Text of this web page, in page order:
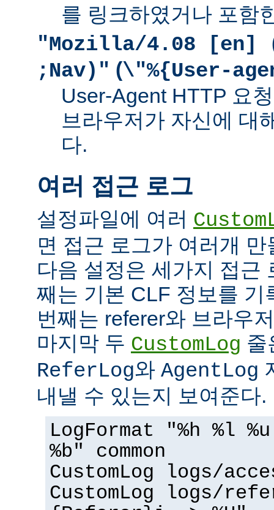
를 링크하였거나 포함
"Mozilla/4.08 [en]
;Nav)" (\"%{User-
User-Agent HTTP 요
브라우저가 자신에 대
다.
여러 접근 로그
설정파일에 여러
면 접근 로그가 여러개
다음 설정은 세가지 접근
째는 기본 CLF 정보를 기
번째는 referer와 브라우
마지막 두 CustomLog 줄
ReferLog와 AgentLog
내낼 수 있는지 보여준다.
LogFormat "%h %l
%b" common
CustomLog logs/
CustomLog logs/